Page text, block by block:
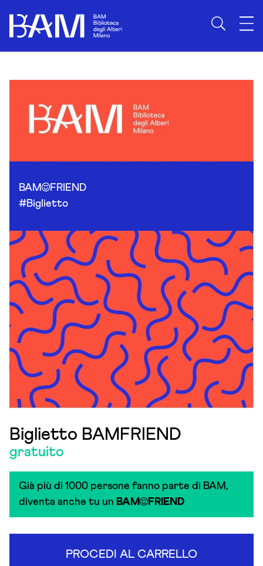
BAM
FRIEND
#Biglietto
Biglietto BAMFRIEND
gratuito
Già più di 1000 persone fanno parte di BAM,
diventa anche tu un BAM FRIEND
PROCEDI AL CARRELLO